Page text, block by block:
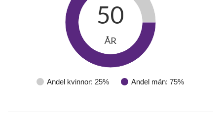
Andel kvinnor: 25% Andel män: 75%
50
ÅR